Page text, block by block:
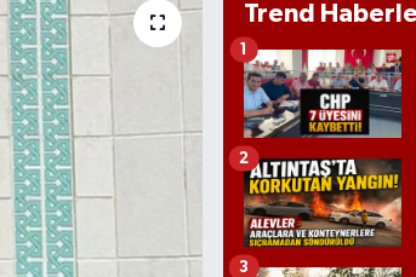
Trend
1
2
3